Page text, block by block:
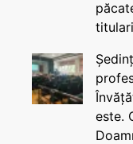
este.